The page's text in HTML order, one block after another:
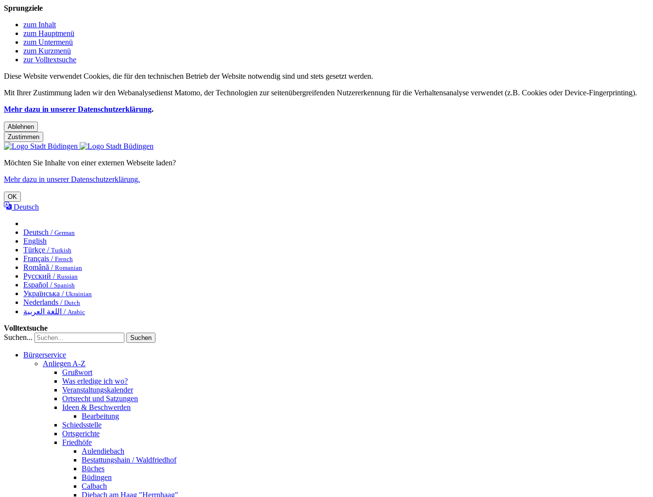
Sprungziele
zum Inhalt
zum Hauptmenü
zum Untermenü
zum Kurzmenü
zur Volltextsuche
Diese Website verwendet Cookies, die für den technischen Betrieb der Website notwendig sind und stets gesetzt werden.
Mit Ihrer Zustimmung laden wir den Webanalysedienst Matomo, der Technologien zur seitenübergreifenden Nutzererkennung für die Verhaltensanalyse verwendet (z.B. Cookies oder Device-Fingerprinting).
Mehr dazu in unserer Datenschutzerklärung.
Ablehnen
Zustimmen
Möchten Sie Inhalte von einer externen Webseite laden?
Mehr dazu in unserer Datenschutzerklärung.
OK
Deutsch
Deutsch / German
English
Türkçe / Turkish
Français / French
Română / Romanian
Русский / Russian
Español / Spanish
Українська / Ukrainian
Nederlands / Dutch
اللغة العربية / Arabic
Volltextsuche
Suchen...
Suchen
Bürgerservice
Anliegen A-Z
Grußwort
Was erledige ich wo?
Veranstaltungskalender
Ortsrecht und Satzungen
Ideen & Beschwerden
Bearbeitung
Schiedsstelle
Ortsgerichte
Friedhöfe
Aulendiebach
Bestattungshain / Waldfriedhof
Büches
Büdingen
Calbach
Diebach am Haag "Herrnhaag"